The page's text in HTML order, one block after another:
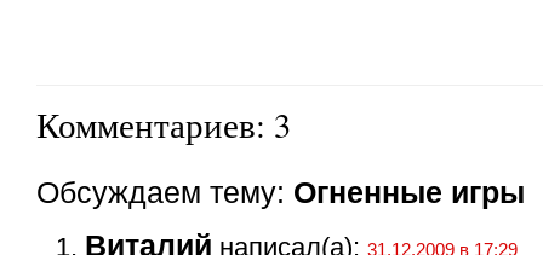
Комментариев: 3
Обсуждаем тему: Огненные игры
Виталий написал(а): 31.12.2009 в 17:29